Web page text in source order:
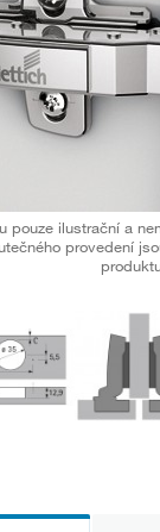
pouze ilustrační a
provedení